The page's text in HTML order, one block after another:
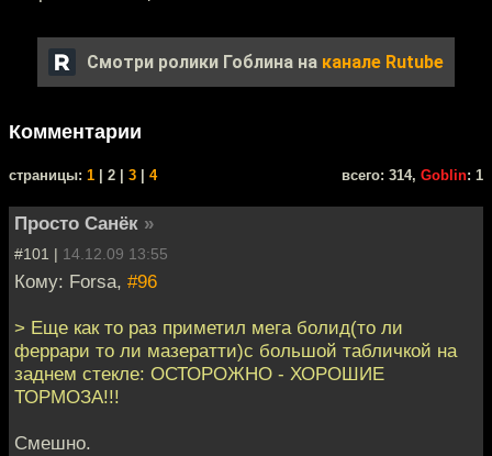
Смотри ролики Гоблина на канале Rutube
Комментарии
cтраницы: 1 | 2 | 3 4 всего: 314, Goblin: 1
Просто Санёк »
#101 | 14.12.09 13:55
Кому: Forsa, #96
> Еще как то раз приметил мега болид(то ли
феррари то ли мазератти)с большой табличкой на
заднем стекле: ОСТОРОЖНО - ХОРОШИЕ
ТОРМОЗА!!!
Смешно.